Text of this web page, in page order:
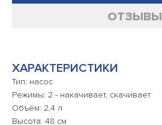
ОТЗЫВЫ
ХАРАКТЕРИСТИКИ
Тип: насос
Режимы: 2 - накачивает, скачивает
Объём: 2,4 л
Высота: 48 см